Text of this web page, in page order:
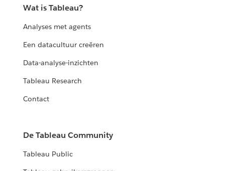
Wat is Tableau?
Analyses met agents
Een datacultuur creëren
Data-analyse-inzichten
Tableau Research
Contact
De Tableau Community
Tableau Public